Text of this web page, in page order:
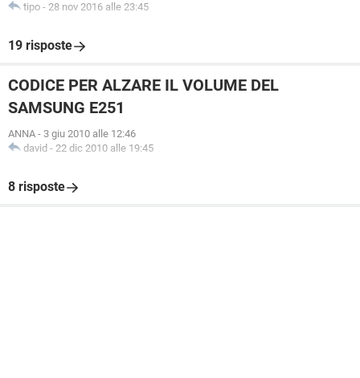
tipo - 28 nov 2016 alle 23:45
19 risposte
CODICE PER ALZARE IL VOLUME DEL
SAMSUNG E251
ANNA - 3 giu 2010 alle 12:46
david - 22 dic 2010 alle 19:45
8 risposte